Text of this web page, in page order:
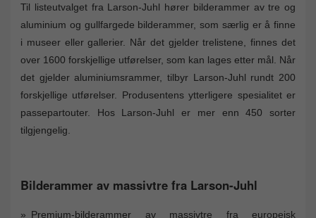
Til listeutvalget fra Larson-Juhl hører bilderammer av tre og
aluminium og gullfargede bilderammer, som særlig er å finne
i museer eller gallerier. Når det gjelder trelistene, finnes det
over 1600 forskjellige utførelser, som kan lages etter mål. Når
det gjelder aluminiumsrammer, tilbyr Larson-Juhl rundt 200
forskjellige utførelser. Produsentens ytterligere spesialitet er
passepartouter. Hos Larson-Juhl er mer enn 450 sorter
tilgjengelig.
Bilderammer av massivtre fra Larson-Juhl
Premium-bilderammer av massivtre fra europeisk